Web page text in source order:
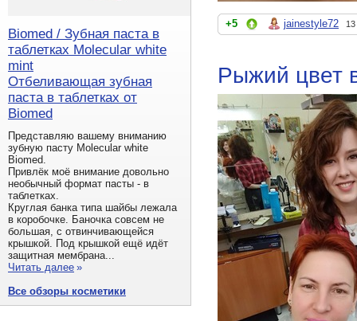
+5 jainestyle72
Рыжий цвет
Biomed / Зубная паста в
таблетках Molecular white
mint
Отбеливающая зубная
паста в таблетках от
Biomed
Представляю вашему вниманию
зубную пасту Molecular white
Biomed.
Привлёк моё внимание довольно
необычный формат пасты - в
таблетках.
Круглая банка типа шайбы лежала
в коробочке. Баночка совсем не
большая, с отвинчивающейся
крышкой. Под крышкой ещё идёт
защитная мембрана...
Читать далее »
Все обзоры косметики